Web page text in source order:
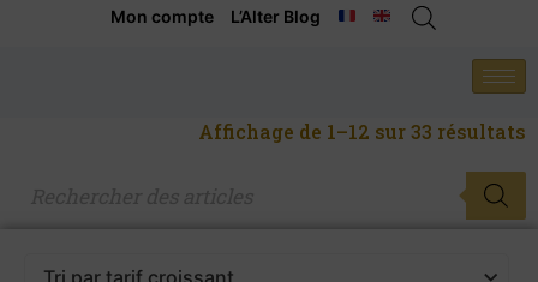
Mon compte L’Alter Blog
Affichage de 1–12 sur 33 résultats